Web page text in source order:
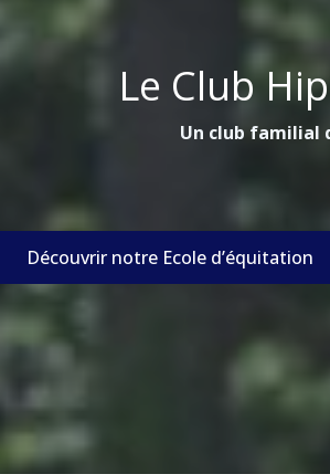
Le Club
Un club familial
Découvrir notre Ecole d’équitation